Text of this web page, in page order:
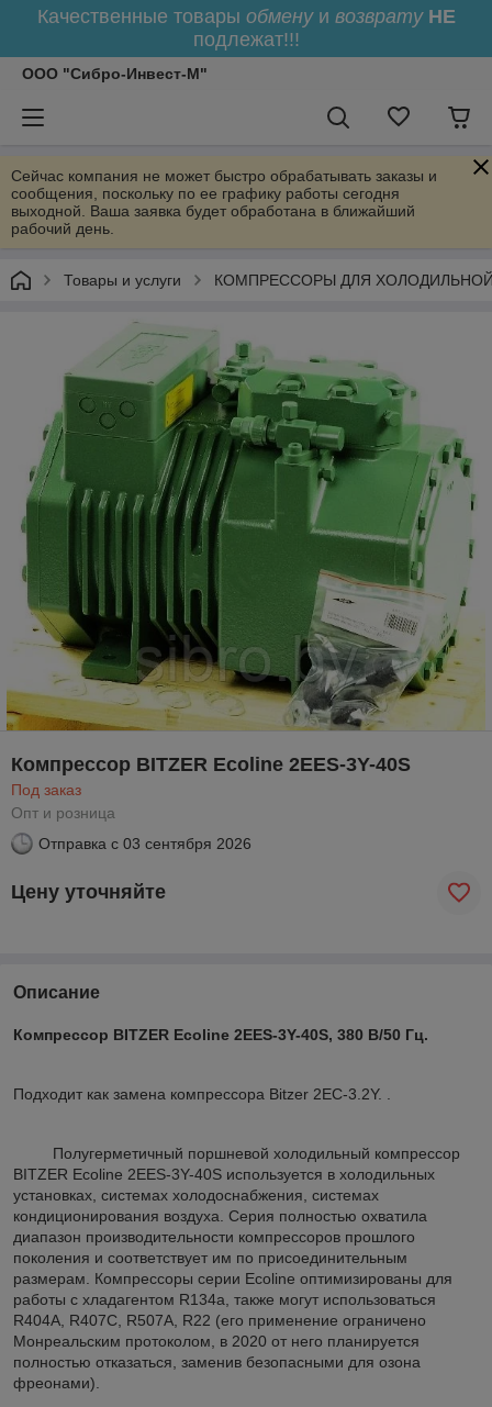
Качественные товары обменуи возврату НЕ
подлежат!!!
ООО "Сибро-Инвест-М"
Сейчас компания не может быстро обрабатывать заказы и
сообщения, поскольку по ее графику работы сегодня
выходной. Ваша заявка будет обработана в ближайший
рабочий день.
Товары и услуги КОМПРЕССОРЫ ДЛЯ
Компрессор BITZER Ecoline 2EES-3Y-40S
Под заказ
Опт и розница
Отправка с 03 сентября 2026
Цену уточняйте
Описание
Компрессор BITZER Ecoline 2EES-3Y-40S, 380 В/50 Гц.
Подходит как замена компрессора Bitzer 2EC-3.2Y. .
Полугерметичный поршневой холодильный компрессор
BITZER Ecoline 2EES-3Y-40S используется в холодильных
установках, системах холодоснабжения, системах
кондиционирования воздуха. Серия полностью охватила
диапазон производительности компрессоров прошлого
поколения и соответствует им по присоединительным
размерам. Компрессоры серии Ecoline оптимизированы для
работы с хладагентом R134a, также могут использоваться
R404A, R407C, R507A, R22 (его применение ограничено
Монреальским протоколом, в 2020 от него планируется
полностью отказаться, заменив безопасными для озона
фреонами).